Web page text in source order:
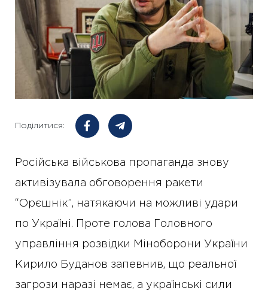
Поділитися:
Російська військова пропаганда знову
активізувала обговорення ракети
“Орєшнік”, натякаючи на можливі удари
по Україні. Проте голова Головного
управління розвідки Міноборони України
Кирило Буданов запевнив, що реальної
загрози наразі немає, а українські сили